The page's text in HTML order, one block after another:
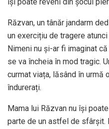
își poate reveni din șocul
Răzvan, un tânăr jandarm
un exercițiu de tragere
Nimeni nu și-ar fi imaginat
se va încheia în mod tragic.
curmat viața, lăsând în
îndurerați.
Mama lui Răzvan nu își
parte de un astfel de sfârșit.